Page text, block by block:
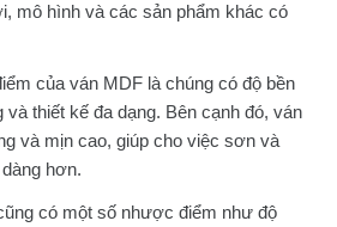
mô hình và các sản phẩm khác có
của ván MDF là chúng có độ bền
và thiết kế đa dạng. Bên cạnh đó, ván
và mịn cao, giúp cho việc sơn và
hơn.
có một số nhược điểm như độ